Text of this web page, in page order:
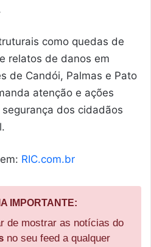
como quedas de
relatos de danos em
de Candói, Palmas e Pato
atenção e ações
dos cidadãos
RIC.com.br
IMPORTANTE:
de mostrar as notícias do
no seu feed a qualquer